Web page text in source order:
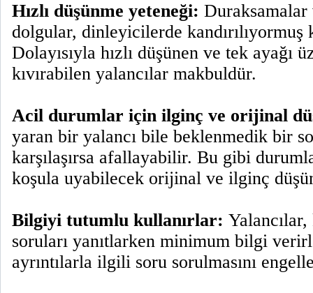
Hızlı düşünme yeteneği: Duraksamalar ve
dolgular, dinleyicilerde kandırılıyormuş
Dolayısıyla hızlı düşünen ve tek ayağı
kıvırabilen yalancılar makbuldür.
Acil durumlar için ilginç ve orijinal
yaran bir yalancı bile beklenmedik bir
karşılaşırsa afallayabilir. Bu gibi
koşula uyabilecek orijinal ve ilginç
Bilgiyi tutumlu kullanırlar:
soruları yanıtlarken minimum bilgi
ayrıntılarla ilgili soru sorulmasını